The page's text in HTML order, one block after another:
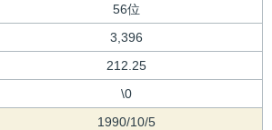
56位
3,396
212.25
\0
1990/10/5